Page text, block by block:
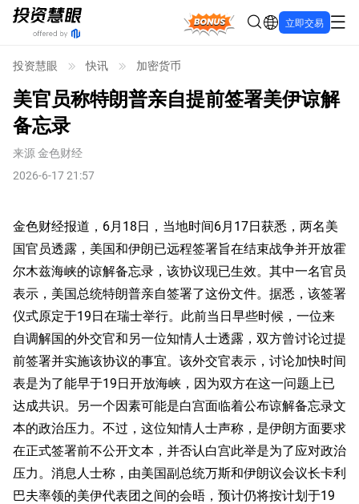
Bonus 立即交易
投资慧眼 快讯 加密货币
美官员称特朗普亲自提前签署美伊谅解
备忘录
来源金色财经
2026-6-17 21:57
金色财经报道，6月18日，当地时间6月17日获悉，两名美
国官员透露，美国和伊朗已远程签署旨在结束战争并开放霍
尔木兹海峡的谅解备忘录，该协议现已生效。其中一名官员
表示，美国总统特朗普亲自签署了这份文件。据悉，该签署
仪式原定于19日在瑞士举行。此前当日早些时候，一位来
自调解国的外交官和另一位知情人士透露，双方曾讨论过提
前签署并实施该协议的事宜。该外交官表示，讨论加快时间
表是为了能早于19日开放海峡，因为双方在这一问题上已
达成共识。另一个因素可能是白宫面临着公布谅解备忘录文
本的政治压力。不过，这位知情人士声称，是伊朗方面要求
在正式签署前不公开文本，并否认白宫此举是为了应对政治
压力。消息人士称，由美国副总统万斯和伊朗议会议长卡利
巴夫率领的美伊代表团之间的会晤，预计仍将按计划于19